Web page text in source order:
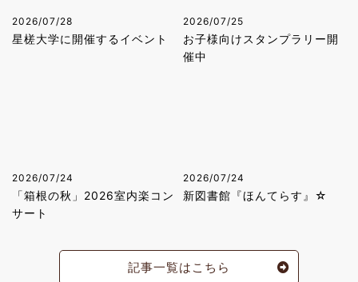
2026/07/28
星槎大学に開催するイベント
2026/07/25
お子様向けスタンプラリー開
催中
2026/07/24
「箱根の秋」2026室内楽コン
サート
2026/07/24
新図書館『ほんてらす』☆
記事一覧はこちら